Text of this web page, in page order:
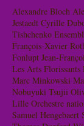
Alexandre Bloch
Jestaedt Cyrille
Tishchenko
François-Xavier
Fonlupt Jean-
Les Arts Florissants
Marc Minkowski
Nobuyuki Tsujii
Lille Orchestre
Samuel Hengebaert